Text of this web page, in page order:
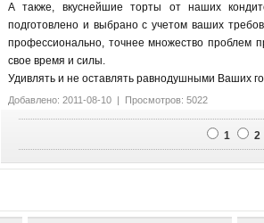
А также, вкуснейшие торты от наших
подготовлено и выбрано с учетом ваших
профессионально, точнее множество проблем
свое время и силы.
Удивлять и не оставлять равнодушными Ваших
Добавлено: 2011-08-10 | Просмотров: 5022
1 2